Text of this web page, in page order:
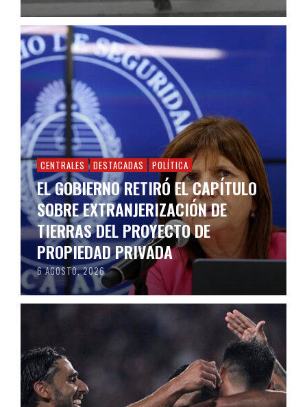
CENTRALES DESTACADAS POLÍTICA
EL GOBIERNO RETIRÓ EL CAPÍTULO
SOBRE EXTRANJERIZACIÓN DE
TIERRAS DEL PROYECTO DE
PROPIEDAD PRIVADA
6 AGOSTO, 2026